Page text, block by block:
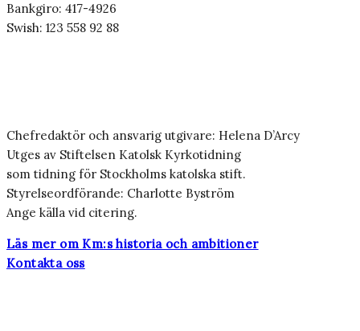
Bankgiro: 417-4926
Swish: 123 558 92 88
Chefredaktör och ansvarig utgivare: Helena D’Arcy
Utges av Stiftelsen Katolsk Kyrkotidning
som tidning för Stockholms katolska stift.
Styrelseordförande: Charlotte Byström
Ange källa vid citering.
Läs mer om Km:s historia och ambitioner
Kontakta oss